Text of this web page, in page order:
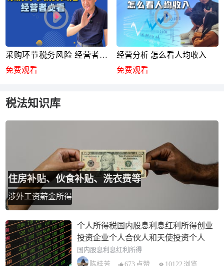
采购环节税务风险 经营者必
看
免费观看
经营分析 怎么看人均收入
免费观看
税法知识库
住房补贴、伙食补贴、洗衣费等
涉外工资薪金所得
个人所得税国内股息利息红利所得创业
投资企业个人合伙人和天使投资个人
国内股息利息红利所得
陈桂芳
673 点赞 10122 浏览